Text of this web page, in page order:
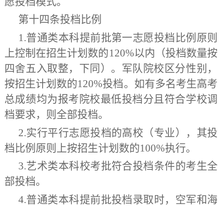
第十四条投档比例
1.普通类本科提前批第一志愿投档比例原则
上控制在招生计划数的120%以内（投档数量按
四舍五入取整，下同）。军队院校区分性别，
按招生计划数的120%投档。如有多名考生高考
总成绩均为报考院校最低投档分且符合学校调
档要求，则全部投档。
2.实行平行志愿投档的高校（专业），其投
档比例原则上按招生计划数的100%执行。
3.艺术类本科校考批符合投档条件的考生全
部投档。
4.普通类本科提前批投档录取时，空军和海